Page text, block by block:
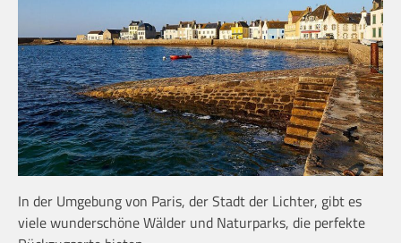
In der Umgebung von Paris, der Stadt der Lichter, gibt es
viele wunderschöne Wälder und Naturparks, die perfekte